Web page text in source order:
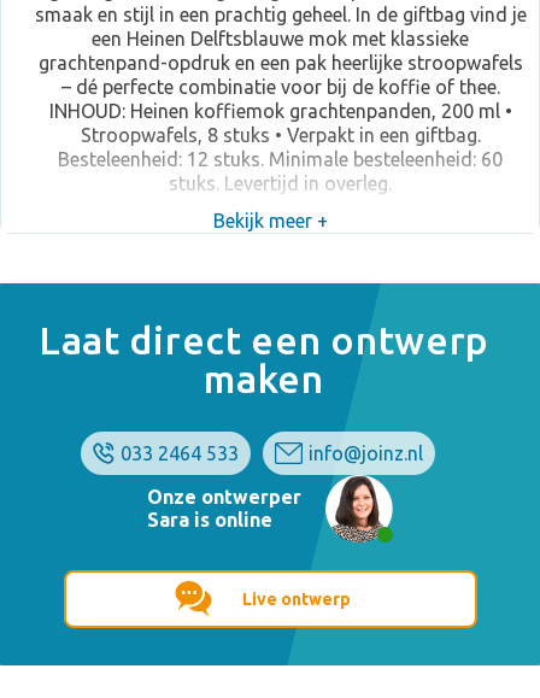
smaak en stijl in een prachtig geheel. In de giftbag vind je
een Heinen Delftsblauwe mok met klassieke
grachtenpand-opdruk en een pak heerlijke stroopwafels
– dé perfecte combinatie voor bij de koffie of thee.
INHOUD: Heinen koffiemok grachtenpanden, 200 ml •
Stroopwafels, 8 stuks • Verpakt in een giftbag.
Besteleenheid: 12 stuks. Minimale besteleenheid: 60
stuks. Levertijd in overleg.
Bekijk meer +
Laat direct een ontwerp
maken
033 2464 533
info@joinz.nl
Onze ontwerper
Sara is online
Live ontwerp